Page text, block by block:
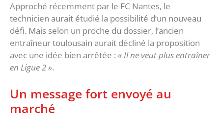
Approché récemment par le FC Nantes, le
technicien aurait étudié la possibilité d’un nouveau
défi. Mais selon un proche du dossier, l’ancien
entraîneur toulousain aurait décliné la proposition
avec une idée bien arrêtée : « Il ne veut plus entraîner
en Ligue 2 ».
‎Un message fort envoyé au
marché